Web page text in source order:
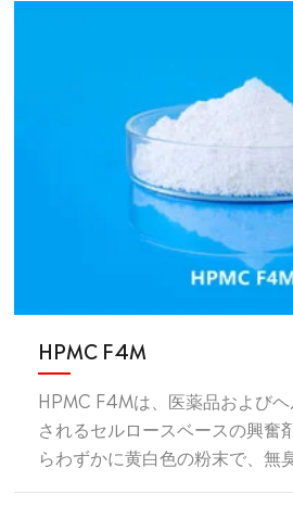
HPMC F4M
HPMC F4Mは、医薬品および
されるセルロースベースの興奮
らわずかに黄白色の粉末で、無